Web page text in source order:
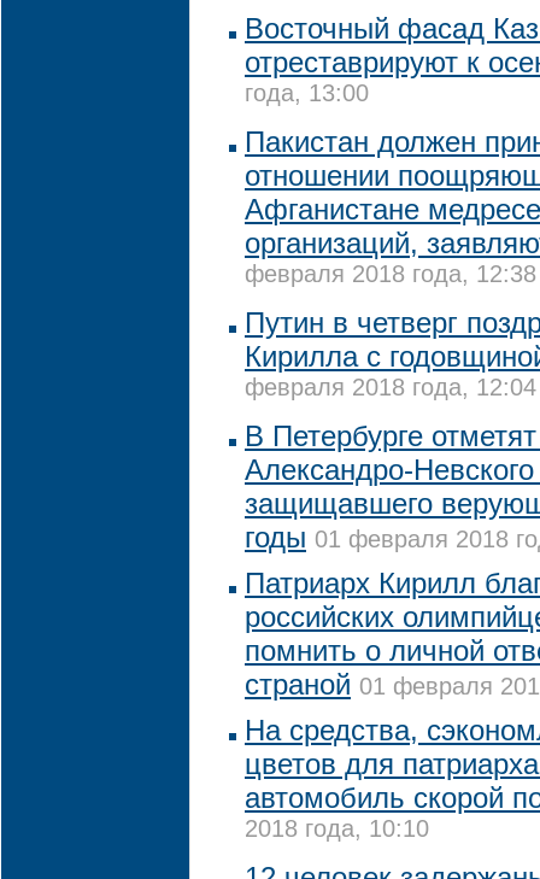
Восточный фасад
отреставрируют к
года, 13:00
Пакистан должен
отношении
Афганистане
организаций,
февраля 2018 года, 12:38
Путин в четверг
Кирилла с
февраля 2018 года, 12:04
В Петербурге
Александро-
защищавшего
годы 01 февраля 2018
Патриарх Кирилл
российских
помнить о личной
страной 01 февраля
На средства,
цветов для
автомобиль скорой
2018 года, 10:10